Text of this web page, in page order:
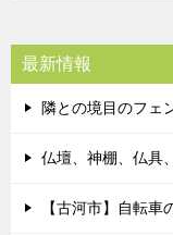
最新情報
隣との境目のフ
仏壇、神棚、仏具
【古河市】自転